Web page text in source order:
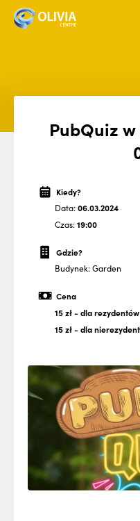
PubQuiz
Kiedy?
Data:06.03.2024
Czas:19:00
Gdzie?
Budynek: Garden
Cena
15 zł- dla rezydentów
15 zł- dla